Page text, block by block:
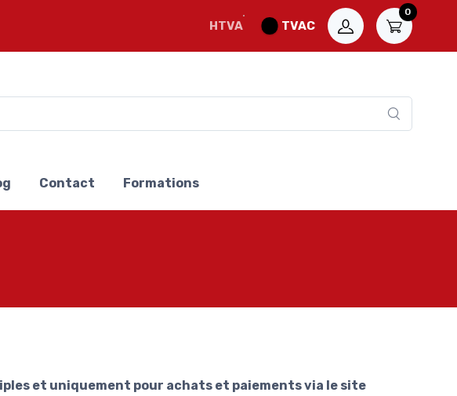
HTVA TVAC
0
Contact Formations
et uniquement pour achats et paiements via le site